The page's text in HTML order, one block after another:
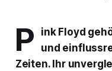
P
ink Floyd
und
Zeiten. Ihr